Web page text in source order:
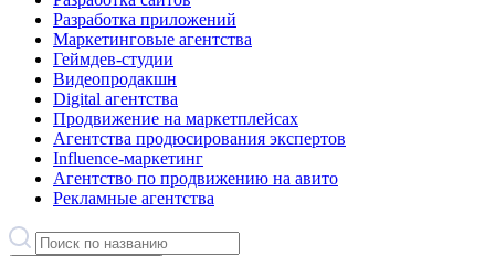
Разработка приложений
Маркетинговые агентства
Геймдев-студии
Видеопродакшн
Digital агентства
Продвижение на маркетплейсах
Агентства продюсирования экспертов
Influence-маркетинг
Агентство по продвижению на авито
Рекламные агентства